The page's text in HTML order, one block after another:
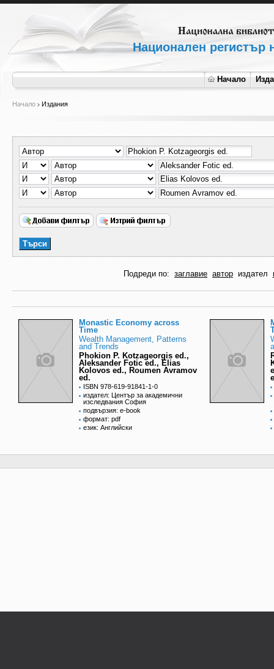
Национален регистър
Начало
Начало Издания
Подреди по: заглавие автор издател
Monastic Economy across
Time
Wealth Management, Patterns
and Trends
Phokion P. Kotzageorgis ed.,
Aleksander Fotic ed., Elias
Kolovos ed., Roumen Avramov
ed.
ISBN 978-619-91841-1-0
издател: Център за академични
изследвания София
подвързия: e-book
формат: pdf
език: Английски